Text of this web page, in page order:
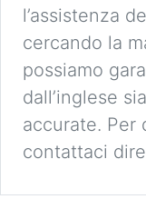
l’assistenza
cercando la
possiamo
dall’inglese
accurate. Per
contattaci